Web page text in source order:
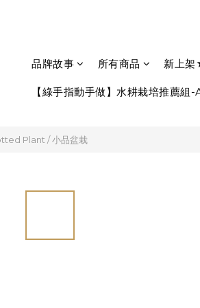
品牌故事 所有商品 新上
【綠手指動手做】水耕栽培推薦
Plant /小品盆栽